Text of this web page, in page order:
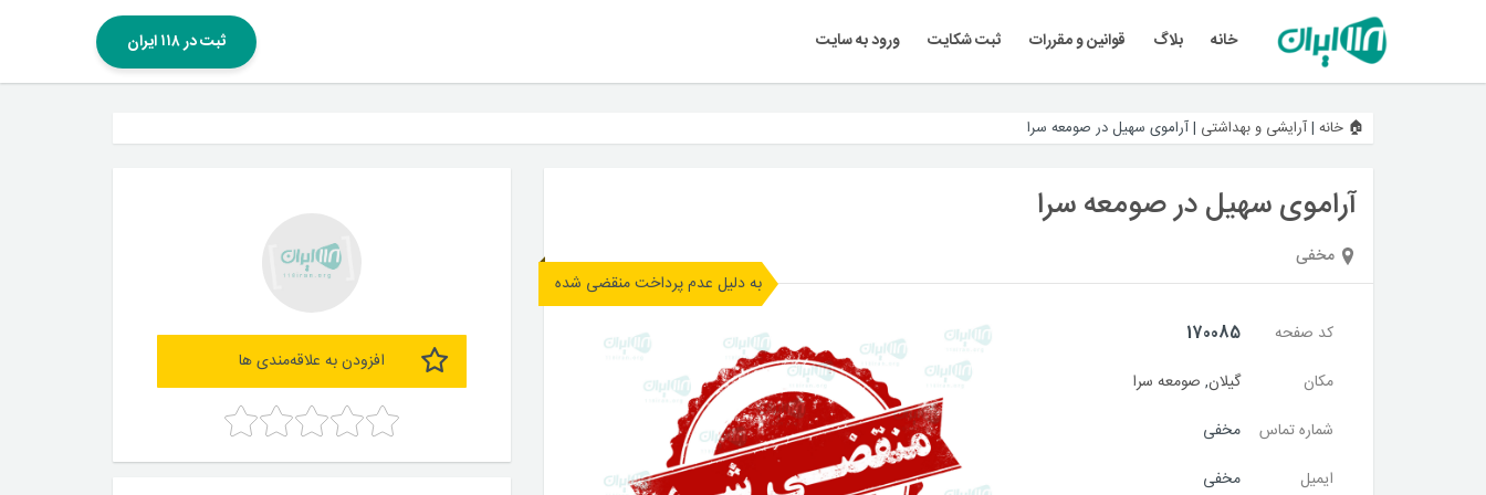
خانه بلاگ قوانین و مقررات ثبت شکایت ورود به سایت ثبت در ۱۱۸ ایران
🏠 خانه |آرایشی و بهداشتی |آراموی سهیل در صومعه سرا
آراموی سهیل در صومعه سرا
مخفی
به دلیل عدم پرداخت منقضی شده
کد صفحه
170085
مکان
گیلان, صومعه سرا
شماره تماس
مخفی
ایمیل
مخفی
افزودن به علاقه‌مندی ها